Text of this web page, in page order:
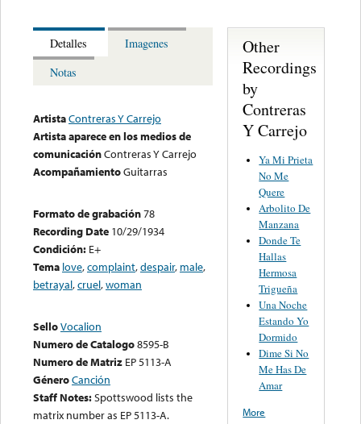
Detalles
Imagenes
Notas
ArtistaContreras Y Carrejo
Artista aparece en los medios de
comunicaciónContreras Y Carrejo
AcompañamientoGuitarras
Formato de grabación78
Recording Date 10/29/1934
Condición: E+
Tema love,complaint,despair, male,
betrayal,cruel,woman
SelloVocalion
Numero de Catalogo8595-B
Numero de Matriz EP 5113-A
GéneroCanción
Staff Notes:Spottswood lists the
matrix number as EP 5113-A.
Other
Recordings
by
Contreras
Y Carrejo
Ya Mi Prieta
No Me
Quere
Arbolito De
Manzana
Donde Te
Hallas
Hermosa
Trigueña
Una Noche
Estando Yo
Dormido
Dime Si No
Me Has De
Amar
More